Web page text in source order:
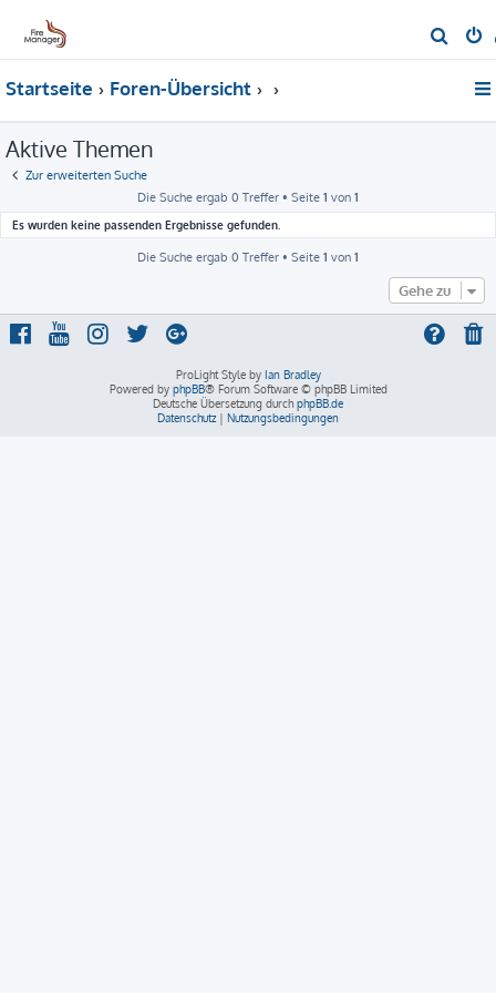
u
Startseite Foren-Übersicht
Aktive Themen
Zur erweiterten Suche
Die Suche ergab 0 Treffer • Seite 1 von 1
Es wurden keine passenden Ergebnisse gefunden.
Die Suche ergab 0 Treffer • Seite 1 von 1
Gehe zu
ProLight Style by Ian Bradley
Powered by phpBB® Forum Software © phpBB Limited
Deutsche Übersetzung durch phpBB.de
Datenschutz | Nutzungsbedingungen